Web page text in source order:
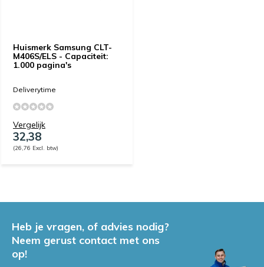
Huismerk Samsung CLT-
M406S/ELS - Capaciteit:
1.000 pagina's
Deliverytime
Vergelijk
32,38
(26,76 Excl. btw)
Heb je vragen, of advies nodig?
Neem gerust contact met ons
op!